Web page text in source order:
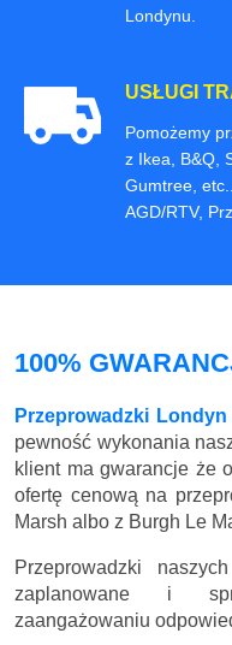
Londynu.
USŁUGI
Pomożemy
z Ikea, B&Q,
Gumtree,
AGD/RTV,
100%
Przeprowadzki
pewność wykonania
klient ma gwarancje że
ofertę cenową na
Marsh albo z Burgh Le
Przeprowadzki
zaplanowane i
zaangażowaniu